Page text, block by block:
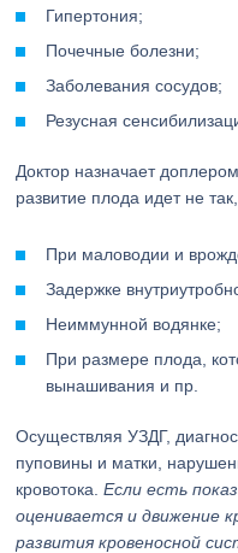
Гипертония;
Почечные болезни;
Заболевания сосудов;
Резусная
Доктор назначает
развитие плода идет не
При маловодии и
Задержке
Неиммунной водянке;
При размере плода,
вынашивания и пр.
Осуществляя УЗДГ,
пуповины и матки,
кровотока.Если есть
оценивается и движение
развития кровеносной